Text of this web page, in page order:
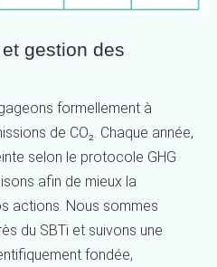
gestion des
formellement à
de CO₂. Chaque année,
selon le protocole GHG
afin de mieux la
actions. Nous sommes
du SBTi et suivons une
fondée,